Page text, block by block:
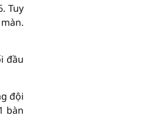
Tuy
đầu
đội
bàn